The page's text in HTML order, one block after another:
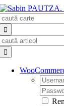
Skip
to
content